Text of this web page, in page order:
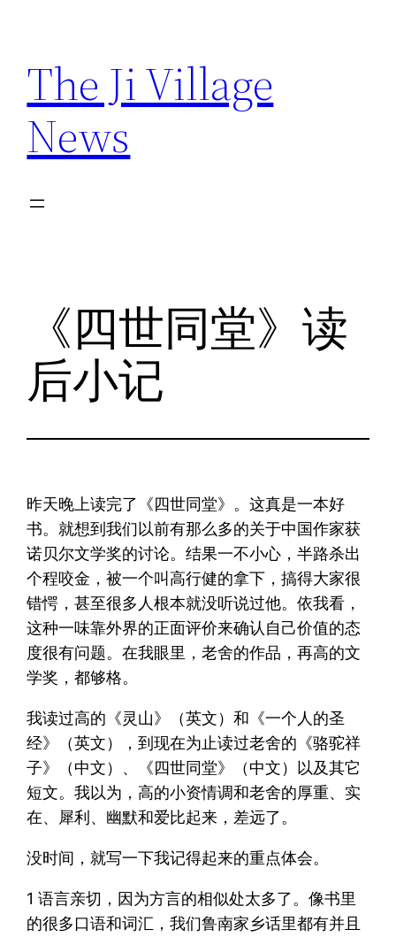
content
The Ji Village
News
《四世同堂》读
后小记
昨天晚上读完了《四世同堂》。这真是一本好
书。就想到我们以前有那么多的关于中国作家获
诺贝尔文学奖的讨论。结果一不小心，半路杀出
个程咬金，被一个叫高行健的拿下，搞得大家很
错愕，甚至很多人根本就没听说过他。依我看，
这种一味靠外界的正面评价来确认自己价值的态
度很有问题。在我眼里，老舍的作品，再高的文
学奖，都够格。
我读过高的《灵山》（英文）和《一个人的圣
经》（英文），到现在为止读过老舍的《骆驼祥
子》（中文）、《四世同堂》（中文）以及其它
短文。我以为，高的小资情调和老舍的厚重、实
在、犀利、幽默和爱比起来，差远了。
没时间，就写一下我记得起来的重点体会。
1 语言亲切，因为方言的相似处太多了。像书里
的很多口语和词汇，我们鲁南家乡话里都有并且